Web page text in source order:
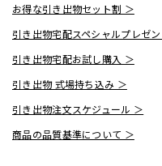
お得な引き出物セット割 ＞
引き出物宅配スペシャルプレゼ
引き出物宅配お試し購入 ＞
引き出物 式場持ち込み ＞
引き出物注文スケジュール ＞
商品の品質基準について ＞